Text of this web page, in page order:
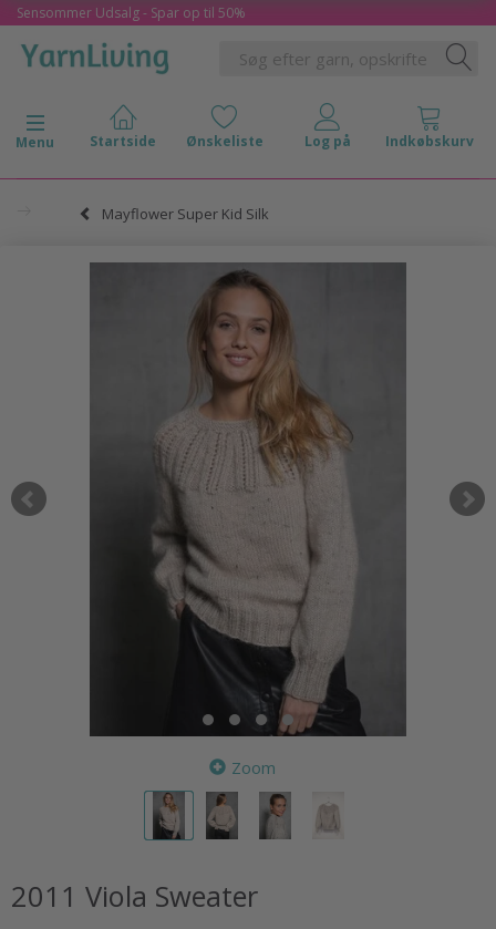
Sensommer Udsalg - Spar op til 50%
Skifte navigation
Menu
Mayflower Super Kid Silk
Zoom
2011 Viola Sweater